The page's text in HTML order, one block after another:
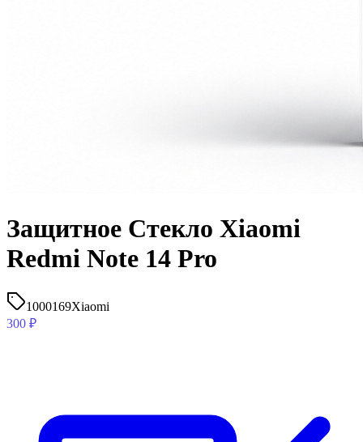
Защитное Стекло Xiaomi
Redmi Note 14 Pro
1000169Xiaomi
300 ₽